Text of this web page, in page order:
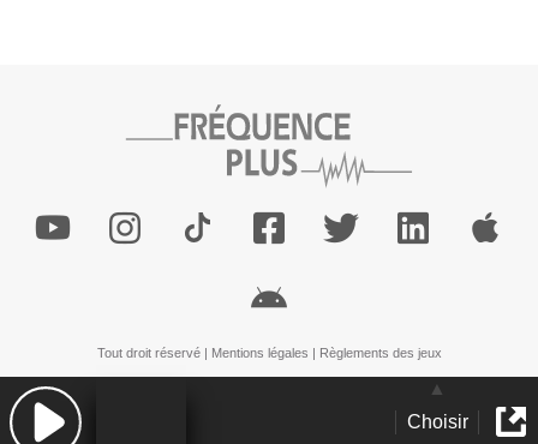
Choisir
Tout droit réservé | Mentions légales | Règlements des jeux